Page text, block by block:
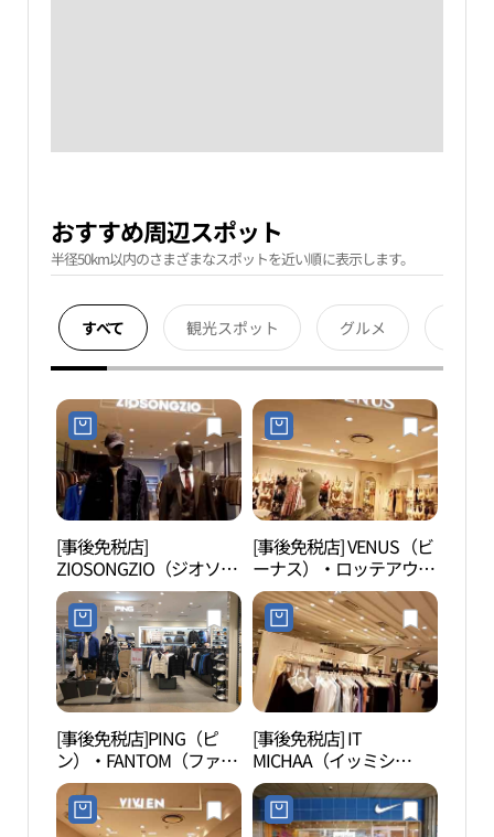
おすすめ周辺スポット
半径50km以内のさまざまなスポットを近い順に表示します。
すべて 観光スポット グルメ
[事後免税店]
ZIOSONGZIO（ジオソン
ジオ）・ロッテアウトレ
ットソウル駅店(지오송
지오 롯데아울렛 서울역
점)
[事後免税店] VENUS（ビ
ーナス）・ロッテアウト
レットソウル駅店(비너
스 롯데아울렛 서울역점)
[事後免税店]PING（ピ
ン）・FANTOM（ファン
トム）・ロッテアウトレ
ットソウル駅店(핑 팬텀
롯데아울렛 서울역점)
[事後免税店] IT
MICHAA（イッミシ
ャ）・ロッテアウトレッ
トソウル駅店(잇미샤 롯
데아울렛 서울역점)